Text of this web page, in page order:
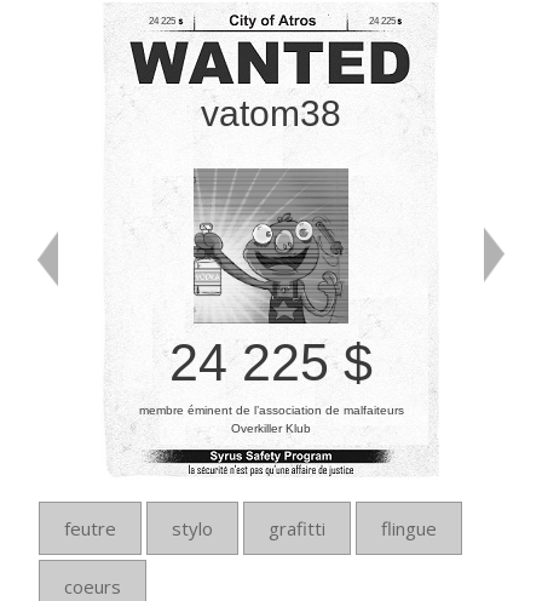
24 225
vatom38
24 225
24 225 $
membre éminent de l’association de malfaiteurs
Overkiller Klub
feutre stylo grafitti flingue
coeurs